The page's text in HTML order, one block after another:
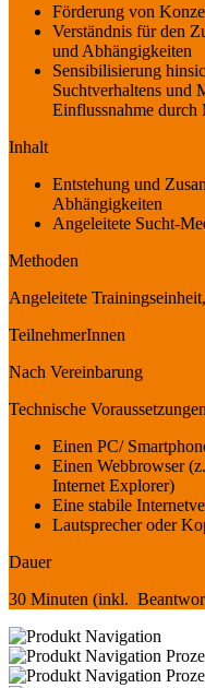
Förderung von
Verständnis für den
und Abhängigkeiten
Sensibilisierung
Suchtverhaltens und
Einflussnahme durch
Inhalt
Entstehung und
Abhängigkeiten
Angeleitete Sucht-
Methoden
Angeleitete
TeilnehmerInnen
Nach Vereinbarung
Technische Voraussetzungen
Einen PC/
Einen Webbrowser
Internet Explorer)
Eine stabile
Lautsprecher oder
Dauer
30 Minuten (inkl.